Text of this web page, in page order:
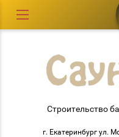
Строительство
г. Екатеринбург ул.